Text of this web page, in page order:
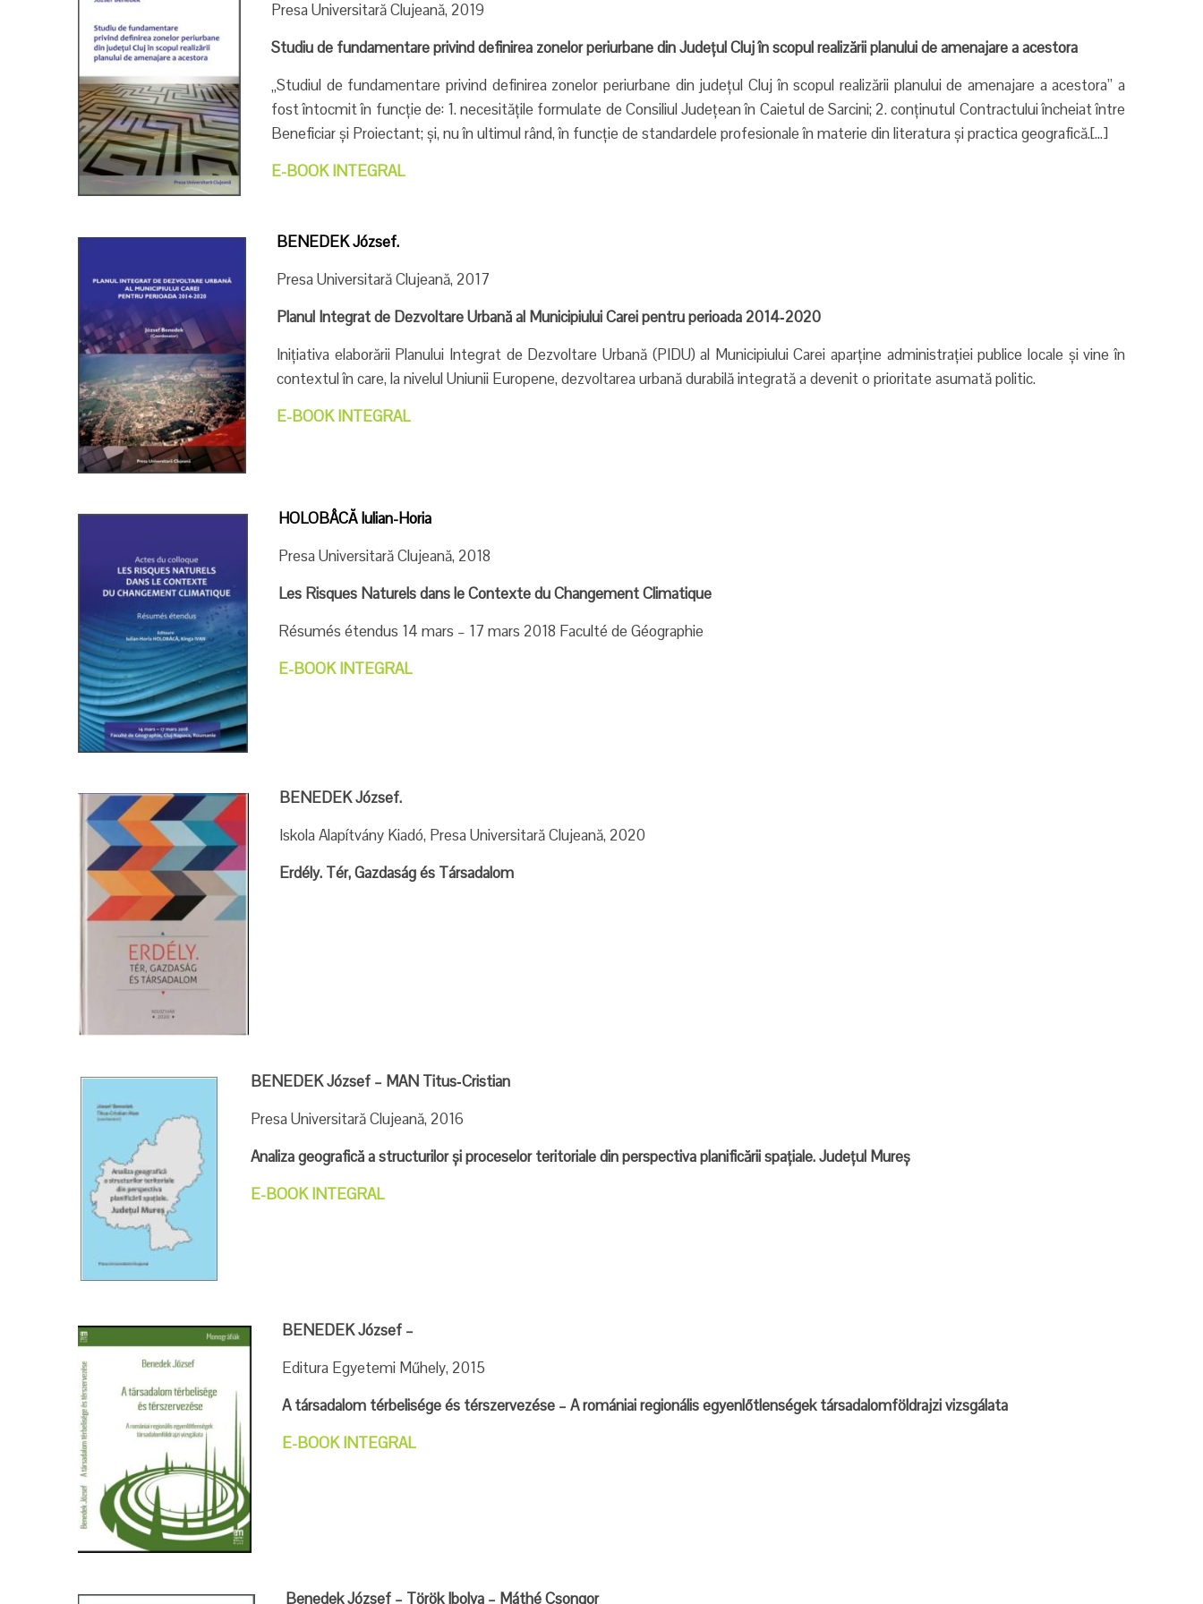
Presa Universitară Clujeană, 2019
Studiu de fundamentare privind definirea zonelor periurbane din Județul Cluj în scopul realizării planului de amenajare a acestora
„Studiul de fundamentare privind definirea zonelor periurbane din județul Cluj în scopul realizării planului de amenajare a acestora” a
fost întocmit în funcție de: 1. necesitățile formulate de Consiliul Județean în Caietul de Sarcini; 2. conținutul Contractului încheiat între
Beneficiar și Proiectant; și, nu în ultimul rând, în funcție de standardele profesionale în materie din literatura și practica geografică.[…]
E-BOOK INTEGRAL
BENEDEK József.
Presa Universitară Clujeană, 2017
Planul Integrat de Dezvoltare Urbană al Municipiului Carei pentru perioada 2014‐2020
Inițiativa elaborării Planului Integrat de Dezvoltare Urbană (PIDU) al Municipiului Carei aparține administrației publice locale și vine în
contextul în care, la nivelul Uniunii Europene, dezvoltarea urbană durabilă integrată a devenit o prioritate asumată politic.
E-BOOK INTEGRAL
HOLOBÂCĂ Iulian-Horia
Presa Universitară Clujeană, 2018
Les Risques Naturels dans le Contexte du Changement Climatique
Résumés étendus 14 mars – 17 mars 2018 Faculté de Géographie
E-BOOK INTEGRAL
BENEDEK József.
Iskola Alapítvány Kiadó, Presa Universitară Clujeană, 2020
Erdély. Tér, Gazdaság és Társadalom
BENEDEK József – MAN Titus‐Cristian
Presa Universitară Clujeană, 2016
Analiza geografică a structurilor și proceselor teritoriale din perspectiva planificării spațiale. Județul Mureș
E-BOOK INTEGRAL
BENEDEK József –
Editura Egyetemi Műhely, 2015
A társadalom térbelisége és térszervezése – A romániai regionális egyenlőtlenségek társadalomföldrajzi vizsgálata
E-BOOK INTEGRAL
Benedek József – Török Ibolya – Máthé Csongor